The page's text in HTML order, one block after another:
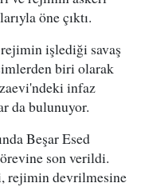
öne çıktı.
işlediği savaş
biri olarak
infaz
da bulunuyor.
Beşar Esed
son verildi.
rejimin devrilmesine